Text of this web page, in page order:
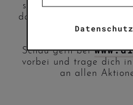
selbst. Ich unterstütze
damit du mit deinem
in wenigen
Schau gern bei
vorbei und trage dich in
an allen
Datenschutz